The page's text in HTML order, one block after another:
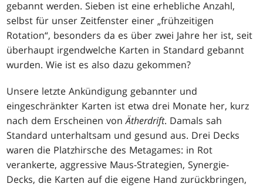
gebannt werden. Sieben ist eine erhebliche Anzahl,
selbst für unser Zeitfenster einer „frühzeitigen
Rotation“, besonders da es über zwei Jahre her ist, seit
überhaupt irgendwelche Karten in Standard gebannt
wurden. Wie ist es also dazu gekommen?
Unsere letzte Ankündigung gebannter und
eingeschränkter Karten ist etwa drei Monate her, kurz
nach dem Erscheinen vonÄtherdrift. Damals sah
Standard unterhaltsam und gesund aus. Drei Decks
waren die Platzhirsche des Metagames: in Rot
verankerte, aggressive Maus-Strategien, Synergie-
Decks, die Karten auf die eigene Hand zurückbringen,